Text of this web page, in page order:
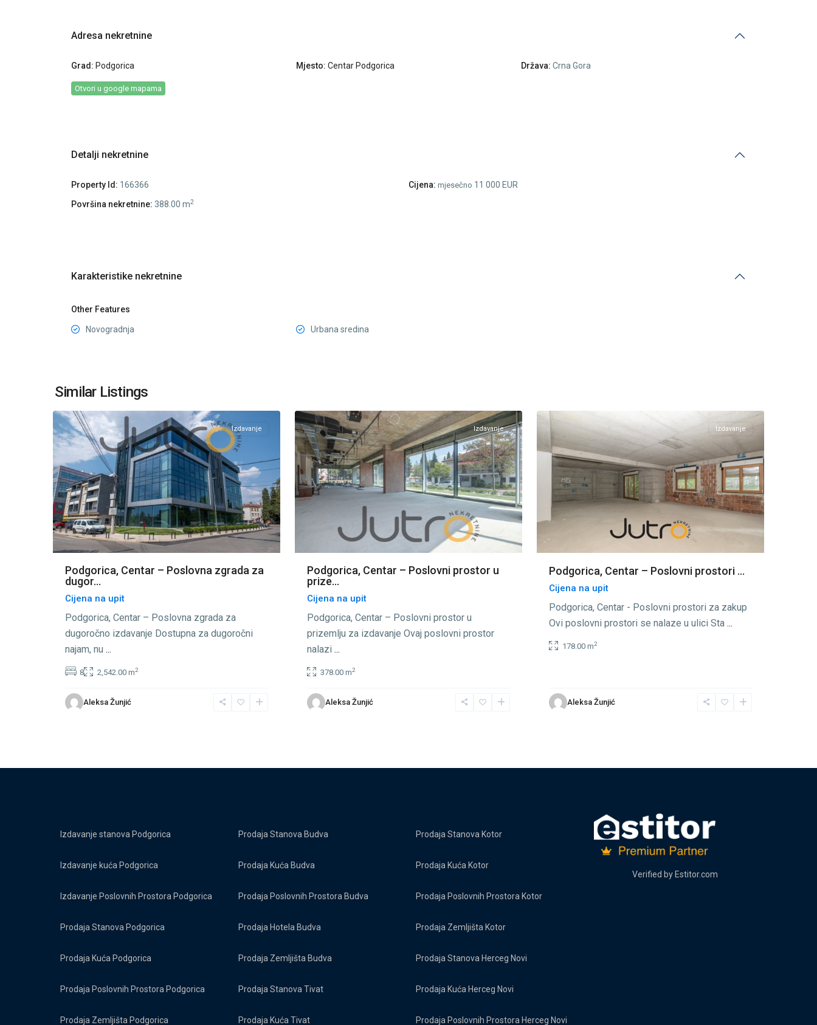
Adresa nekretnine
Grad: Podgorica Mjesto: Centar Podgorica Država: Crna Gora
Otvori u google mapama
Detalji nekretnine
Property Id: 166366 Cijena: mjesečno 11 000 EUR
Površina nekretnine: 388.00 m2
Karakteristike nekretnine
Other Features
Novogradnja Urbana sredina
Similar Listings
Podgorica,
Podgorica
Izdavanje
Podgorica, Centar – Poslovna zgrada za
dugor...
Cijena na upit
Podgorica, Centar – Poslovna zgrada za
dugoročno izdavanje Dostupna za dugoročni
najam, nu ...
8 2,542.00 m2
Aleksa Žunjić
Izdavanje
Podgorica, Centar – Poslovni prostor u
prize...
Cijena na upit
Podgorica, Centar – Poslovni prostor u
prizemlju za izdavanje Ovaj poslovni prostor
nalazi ...
378.00 m2
Aleksa Žunjić
Izdavanje
Podgorica, Centar – Poslovni prostori ...
Cijena na upit
Podgorica, Centar - Poslovni prostori za zakup
Ovi poslovni prostori se nalaze u ulici Sta ...
178.00 m2
Aleksa Žunjić
Izdavanje stanova Podgorica
Izdavanje kuća Podgorica
Izdavanje Poslovnih Prostora Podgorica
Prodaja Stanova Podgorica
Prodaja Kuća Podgorica
Prodaja Poslovnih Prostora Podgorica
Prodaja Zemljišta Podgorica
Prodaja Stanova Budva
Prodaja Kuća Budva
Prodaja Poslovnih Prostora Budva
Prodaja Hotela Budva
Prodaja Zemljišta Budva
Prodaja Stanova Tivat
Prodaja Kuća Tivat
Prodaja Stanova Kotor
Prodaja Kuća Kotor
Prodaja Poslovnih Prostora Kotor
Prodaja Zemljišta Kotor
Prodaja Stanova Herceg Novi
Prodaja Kuća Herceg Novi
Prodaja Poslovnih Prostora Herceg Novi
Verified by Estitor.com